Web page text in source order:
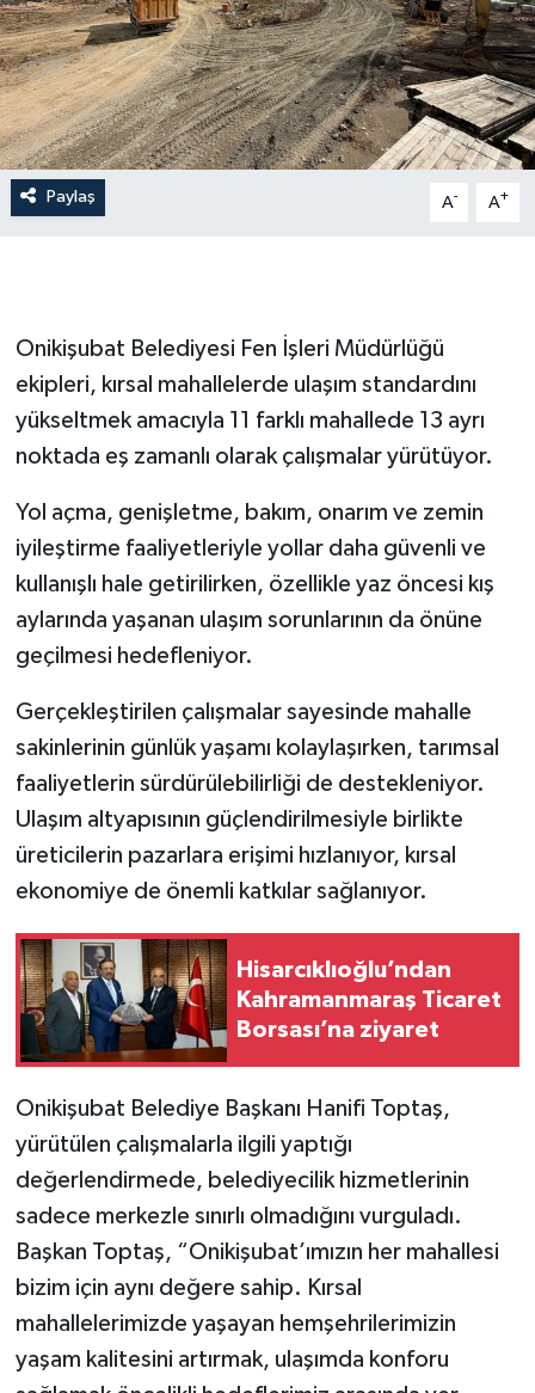
Paylaş A- A+
Onikişubat Belediyesi Fen İşleri Müdürlüğü
ekipleri, kırsal mahallelerde ulaşım standardını
yükseltmek amacıyla 11 farklı mahallede 13 ayrı
noktada eş zamanlı olarak çalışmalar yürütüyor.
Yol açma, genişletme, bakım, onarım ve zemin
iyileştirme faaliyetleriyle yollar daha güvenli ve
kullanışlı hale getirilirken, özellikle yaz öncesi kış
aylarında yaşanan ulaşım sorunlarının da önüne
geçilmesi hedefleniyor.
Gerçekleştirilen çalışmalar sayesinde mahalle
sakinlerinin günlük yaşamı kolaylaşırken, tarımsal
faaliyetlerin sürdürülebilirliği de destekleniyor.
Ulaşım altyapısının güçlendirilmesiyle birlikte
üreticilerin pazarlara erişimi hızlanıyor, kırsal
ekonomiye de önemli katkılar sağlanıyor.
Hisarcıklıoğlu’ndan
Kahramanmaraş Ticaret
Borsası’na ziyaret
Onikişubat Belediye Başkanı Hanifi Toptaş,
yürütülen çalışmalarla ilgili yaptığı
değerlendirmede, belediyecilik hizmetlerinin
sadece merkezle sınırlı olmadığını vurguladı.
Başkan Toptaş, “Onikişubat’ımızın her mahallesi
bizim için aynı değere sahip. Kırsal
mahallelerimizde yaşayan hemşehrilerimizin
yaşam kalitesini artırmak, ulaşımda konforu